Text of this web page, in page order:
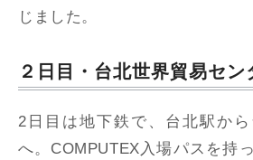
じました。
２日目・台北世界貿易セン
2日目は地下鉄で、台北駅か
へ。COMPUTEX入場パスを持